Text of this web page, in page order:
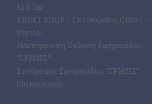
91.8 fm
PRINT SHOP / Εκτυπώσεις Offset –
Digital
Ηλεκτρονική Έκδοση Εφημερίδας
“ΕΡΜΗΣ”
Συνδρομές Εφημερίδας “ΕΡΜΗΣ”
Επικοινωνία